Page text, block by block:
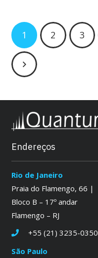
1 2 3
Endereços
Rio de Janeiro
Praia do Flamengo, 66 |
Bloco B – 17º andar
Flamengo – RJ
+55 (21) 3235-0350
São Paulo